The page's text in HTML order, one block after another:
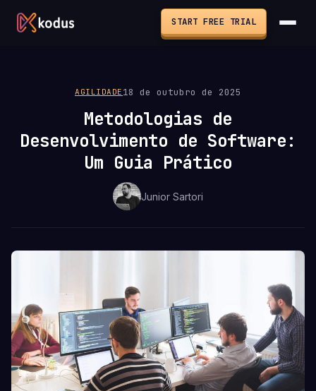
START FREE TRIAL
AGILIDADE 18 de outubro de 2025
Metodologias de
Desenvolvimento de Software:
Um Guia Prático
Junior Sartori